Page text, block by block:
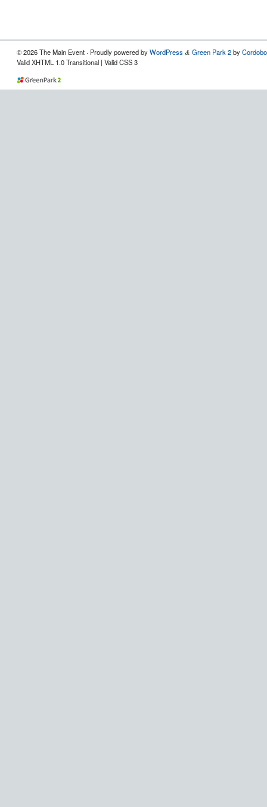
© 2026 The Main Event · Proudly powered byWordPress & Green Park 2byCordobo
Valid XHTML 1.0 Transitional | Valid CSS 3